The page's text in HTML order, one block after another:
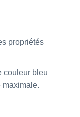
propriétés
couleur bleu
maximale.